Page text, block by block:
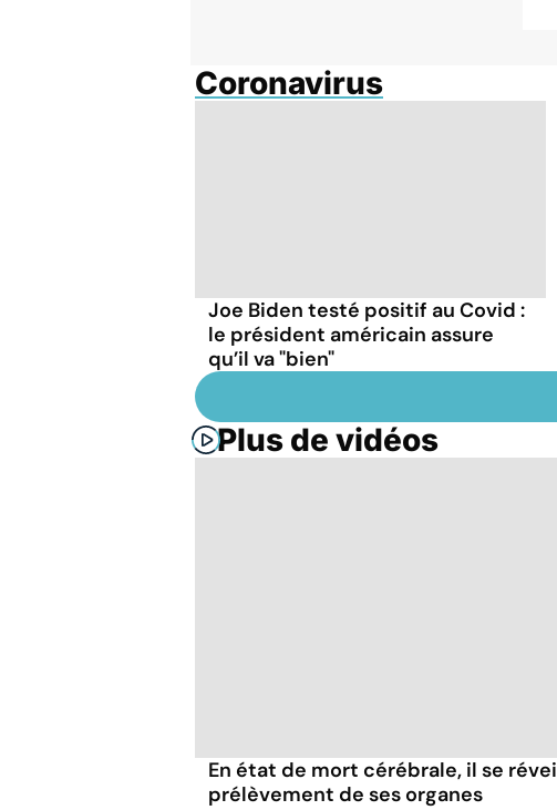
Coronavirus
Joe Biden testé positif au Covid :
le président américain assure
qu’il va "bien"
Plus de vidéos
En état de mort cérébrale, il se
prélèvement de ses organes